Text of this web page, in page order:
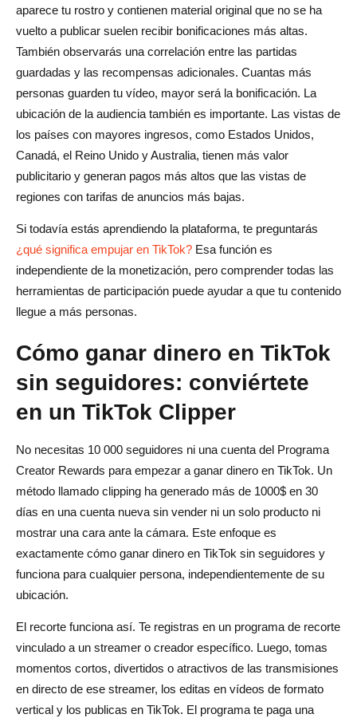
aparece tu rostro y contienen material original que no se ha
vuelto a publicar suelen recibir bonificaciones más altas.
También observarás una correlación entre las partidas
guardadas y las recompensas adicionales. Cuantas más
personas guarden tu vídeo, mayor será la bonificación. La
ubicación de la audiencia también es importante. Las vistas de
los países con mayores ingresos, como Estados Unidos,
Canadá, el Reino Unido y Australia, tienen más valor
publicitario y generan pagos más altos que las vistas de
regiones con tarifas de anuncios más bajas.
Si todavía estás aprendiendo la plataforma, te preguntarás
¿qué significa empujar en TikTok? Esa función es
independiente de la monetización, pero comprender todas las
herramientas de participación puede ayudar a que tu contenido
llegue a más personas.
Cómo ganar dinero en TikTok
sin seguidores: conviértete
en un TikTok Clipper
No necesitas 10 000 seguidores ni una cuenta del Programa
Creator Rewards para empezar a ganar dinero en TikTok. Un
método llamado clipping ha generado más de 1000$ en 30
días en una cuenta nueva sin vender ni un solo producto ni
mostrar una cara ante la cámara. Este enfoque es
exactamente cómo ganar dinero en TikTok sin seguidores y
funciona para cualquier persona, independientemente de su
ubicación.
El recorte funciona así. Te registras en un programa de recorte
vinculado a un streamer o creador específico. Luego, tomas
momentos cortos, divertidos o atractivos de las transmisiones
en directo de ese streamer, los editas en vídeos de formato
vertical y los publicas en TikTok. El programa te paga una